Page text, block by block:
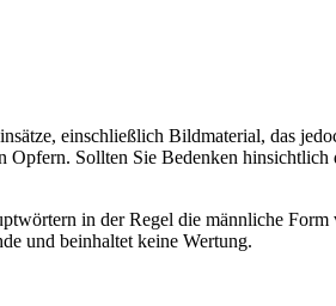
einschließlich Bildmaterial, das
Sollten Sie Bedenken
in der Regel die männliche
und beinhaltet keine Wertung.